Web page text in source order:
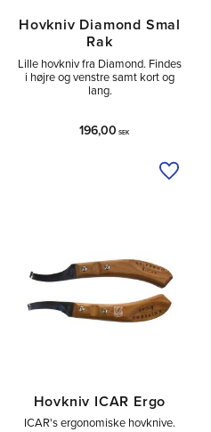
Hovkniv Diamond Smal
Rak
Lille hovkniv fra Diamond. Findes
i højre og venstre samt kort og
lang.
196,00 SEK
Tilføj
Hovkniv ICAR Ergo
ICAR's ergonomiske hovknive.